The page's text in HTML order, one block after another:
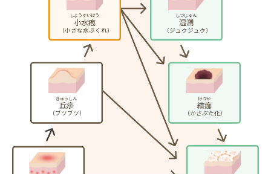
（ブツブツ）
丘疹
きゅうしん
（かさぶた化）
結痂
けつか
（ジュクジュク）
湿潤
しつじゅん
（小さな水ぶくれ）
小水疱
しょうすいほう